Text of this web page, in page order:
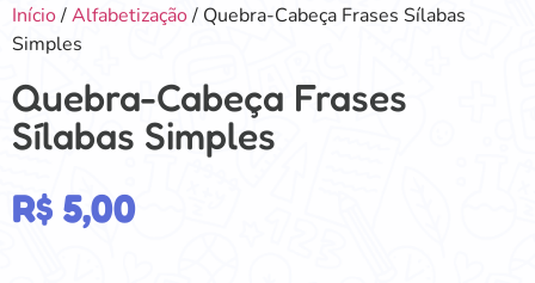
Início/Alfabetização/ Quebra-Cabeça Frases Sílabas
Simples
Quebra-Cabeça Frases
Sílabas Simples
R$ 5,00